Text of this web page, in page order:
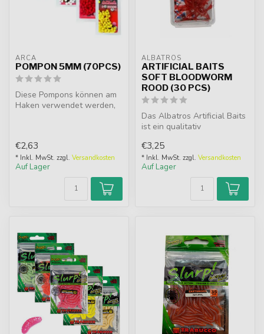
ARCA
POMPON 5MM (70PCS)
Diese Pompons können am
Haken verwendet werden,
€2,63
* Inkl. MwSt. zzgl. Versandkosten
Auf Lager
ALBATROS
ARTIFICIAL BAITS
SOFT BLOODWORM
ROOD (30 PCS)
Das Albatros Artificial Baits
ist ein qualitativ
Imitationsköder. ...
€3,25
* Inkl. MwSt. zzgl. Versandkosten
Auf Lager